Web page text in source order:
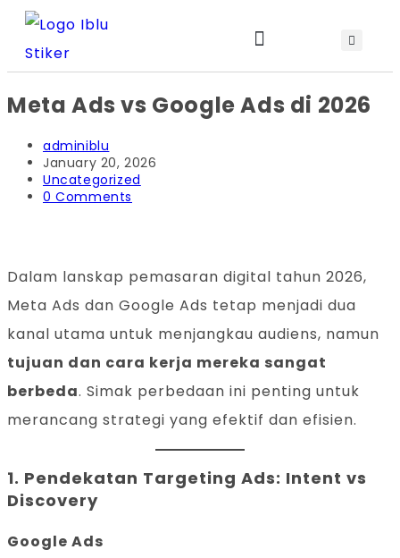
Meta Ads vs Google Ads di 2026
adminiblu
January 20, 2026
Uncategorized
0 Comments
Dalam lanskap pemasaran digital tahun 2026,
Meta Ads dan Google Ads tetap menjadi dua
kanal utama untuk menjangkau audiens, namun
tujuan dan cara kerja mereka sangat
berbeda. Simak perbedaan ini penting untuk
merancang strategi yang efektif dan efisien.
1. Pendekatan Targeting Ads: Intent vs
Discovery
Google Ads